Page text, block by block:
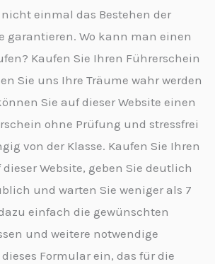
einmal das Bestehen der
garantieren. Wo kann man einen
Kaufen Sie Ihren Führerschein
Sie uns Ihre Träume wahr werden
Sie auf dieser Website einen
ohne Prüfung und stressfrei
von der Klasse. Kaufen Sie Ihren
Website, geben Sie deutlich
und warten Sie weniger als 7
einfach die gewünschten
und weitere notwendige
Formular ein, das für die